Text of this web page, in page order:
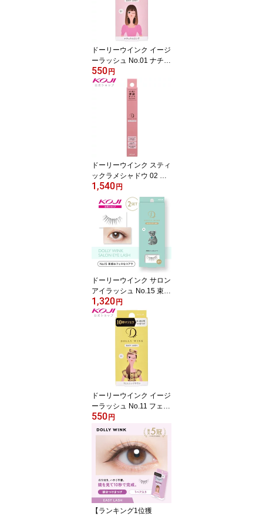
ドーリーウインク イージ
ーラッシュ No.01 ナチュ
ラルロング
550円
ドーリーウインク スティ
ックラメシャドウ 02 ダ
スティピンク
1,540円
ドーリーウインク サロン
アイラッシュ No.15 束感
おフェロなコアラ
1,320円
ドーリーウインク イージ
ーラッシュ No.11 フェミ
ニンブラウン
550円
【ランキング1位獲